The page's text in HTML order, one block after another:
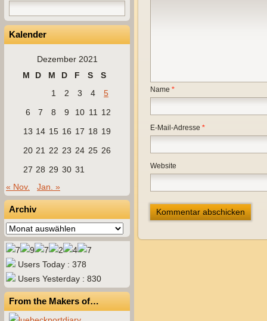
Kalender
Dezember 2021
M
D M D F S
S
1
2 3 4
5
6
7 8 9 10 11
12
13 14 15 16 17 18 19
20 21 22 23 24 25 26
27 28 29 30 31
« Nov.
Jan. »
Archiv
Archiv
Users Today : 378
Users Yesterday : 830
From the Makers of…
Name *
E-Mail-Adresse *
Website